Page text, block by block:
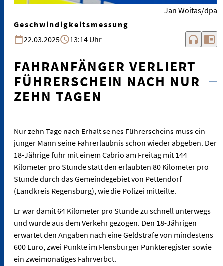
Jan Woitas/dpa
Geschwindigkeitsmessung
22.03.2025
13:14 Uhr headphones chrome_reader_mode
FAHRANFÄNGER VERLIERT
FÜHRERSCHEIN NACH NUR
ZEHN TAGEN
Nur zehn Tage nach Erhalt seines Führerscheins muss ein
junger Mann seine Fahrerlaubnis schon wieder abgeben. Der
18-Jährige fuhr mit einem Cabrio am Freitag mit 144
Kilometer pro Stunde statt den erlaubten 80 Kilometer pro
Stunde durch das Gemeindegebiet von Pettendorf
(Landkreis Regensburg), wie die Polizei mitteilte.
Er war damit 64 Kilometer pro Stunde zu schnell unterwegs
und wurde aus dem Verkehr gezogen. Den 18-Jährigen
erwartet den Angaben nach eine Geldstrafe von mindestens
600 Euro, zwei Punkte im Flensburger Punkteregister sowie
ein zweimonatiges Fahrverbot.